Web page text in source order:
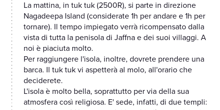
La mattina, in tuk tuk (2500R), si parte in direzione
Nagadeepa Island (considerate 1h per andare e 1h per
tornare). Il tempo impiegato verrà ricompensato dalla
vista di tutta la penisola di Jaffna e dei suoi villaggi. A
noi è piaciuta molto.
Per raggiungere l'isola, inoltre, dovrete prendere una
barca. Il tuk tuk vi aspetterà al molo, all'orario che
deciderete.
L'isola è molto bella, soprattutto per via della sua
atmosfera così religiosa. E' sede, infatti, di due templi: